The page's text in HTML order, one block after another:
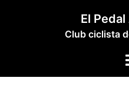
El
Club ciclista